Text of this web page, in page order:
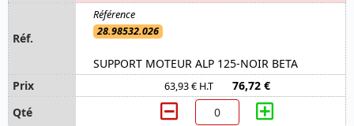
28.98532.026
SUPPORT MOTEUR ALP 125-NOIR BETA
63,93 € H.T 76,72 €